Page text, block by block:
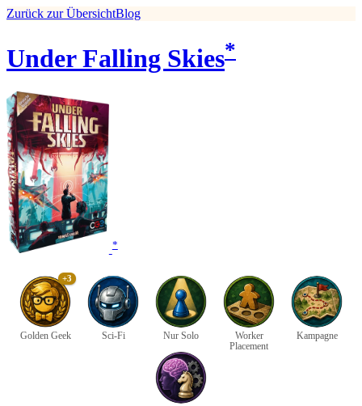
Zurück zur ÜbersichtBlog
Under Falling Skies*
*
+3
Golden Geek Sci-Fi Nur Solo
Worker
Placement
Kampagne